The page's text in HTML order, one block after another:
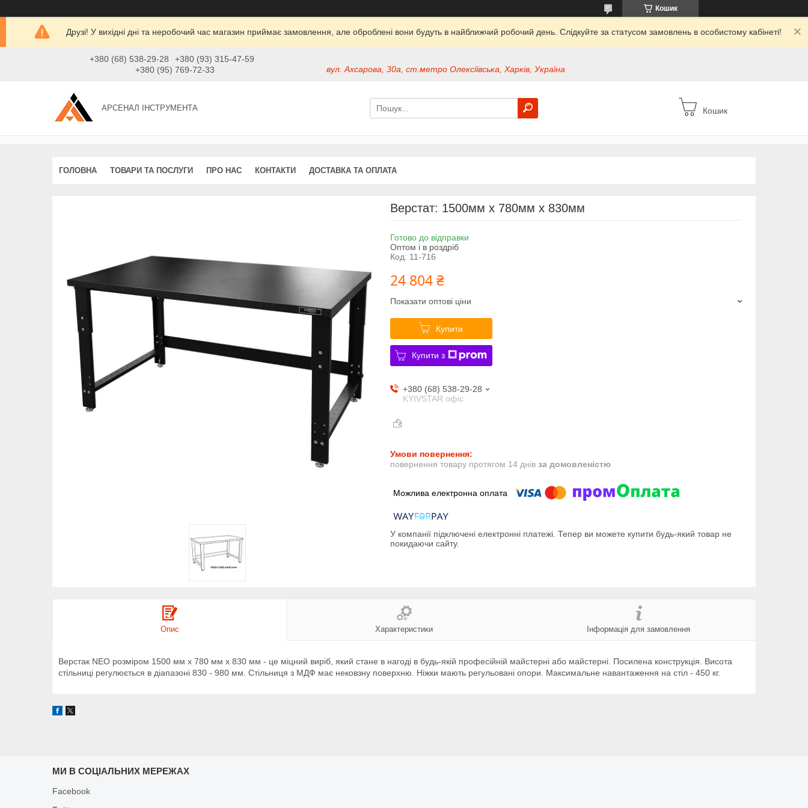
Кошик
Друзі! У вихідні дні та неробочий час магазин приймає замовлення, але оброблені вони будуть в найближчий робочий день. Слідкуйте за статусом замовлень в особистому кабінеті!
+380 (68) 538-29-28
+380 (93) 315-47-59
+380 (95) 769-72-33
вул. Ахсарова, 30а, ст.метро Олексіївська, Харків, Україна
АРСЕНАЛ ІНСТРУМЕНТА Кошик
ГОЛОВНА ТОВАРИ ТА ПОСЛУГИ ПРО НАС КОНТАКТИ ДОСТАВКА ТА ОПЛАТА
Верстат: 1500мм x 780мм x 830мм
Готово до відправки
Оптом і в роздріб
Код: 11-716
24 804 ₴
Показати оптові ціни
Купити
Купити з
+380 (68) 538-29-28
KYIVSTAR офіс
повернення товару протягом 14 днів за домовленістю
У компанії підключені електронні платежі. Тепер ви можете купити будь-який товар не
покидаючи сайту.
Опис Характеристики Інформація для замовлення
Верстак NEO розміром 1500 мм x 780 мм x 830 мм - це міцний виріб, який стане в нагоді в будь-якій професійній майстерні або майстерні. Посилена конструкція. Висота
стільниці регулюється в діапазоні 830 - 980 мм. Стільниця з МДФ має нековзну поверхню. Ніжки мають регульовані опори. Максимальне навантаження на стіл - 450 кг.
МИ В СОЦІАЛЬНИХ МЕРЕЖАХ
Facebook